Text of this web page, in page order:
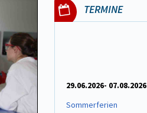
TERMINE
29.06.2026- 07.08.2026
Sommerferien